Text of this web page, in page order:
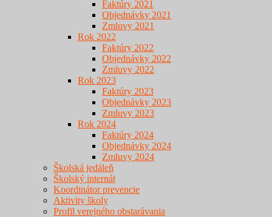
Faktúry 2021
Objednávky 2021
Zmluvy 2021
Rok 2022
Faktúry 2022
Objednávky 2022
Zmluvy 2022
Rok 2023
Faktúry 2023
Objednávky 2023
Zmluvy 2023
Rok 2024
Faktúry 2024
Objednávky 2024
Zmluvy 2024
Školská jedáleň
Školský internát
Koordinátor prevencie
Aktivity školy
Profil verejného obstarávania